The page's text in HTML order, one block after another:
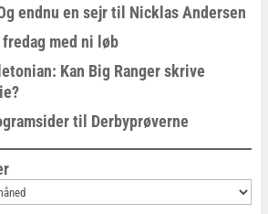
endnu en sejr til Nicklas Andersen
fredag med ni løb
Kan Big Ranger skrive
til Derbyprøverne